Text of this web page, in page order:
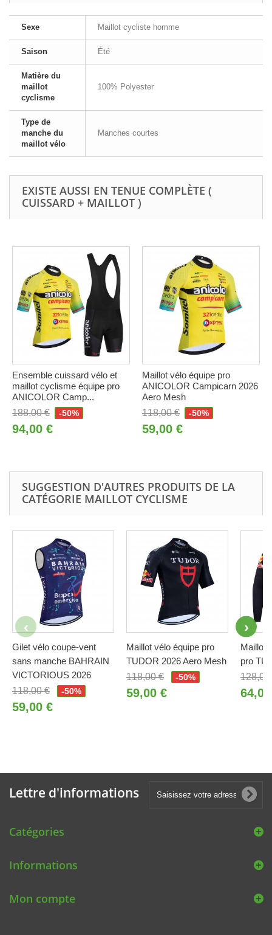
Sexe Maillot cycliste homme
Saison Été
Matière du
maillot
cyclisme
100% Polyester
Type de
manche du
maillot vélo
Manches courtes
EXISTE AUSSI EN TENUE COMPLÈTE (
CUISSARD + MAILLOT )
Ensemble cuissard vélo et
maillot cyclisme équipe pro
ANICOLOR Camp...
188,00 €
-50%
94,00 €
Maillot vélo équipe pro
ANICOLOR Campicarn 2026
Aero Mesh
118,00 €
-50%
59,00 €
SUGGESTION D'AUTRES PRODUITS DE LA
CATÉGORIE MAILLOT CYCLISME
Gilet vélo coupe-vent
sans manche BAHRAIN
VICTORIOUS 2026
118,00 €
-50%
59,00 €
Maillot vélo équipe pro
TUDOR 2026 Aero Mesh
118,00 €
-50%
59,00 €
Maillot
pro
128,00
Lettre d'informations
Catégories
Informations
Mon compte